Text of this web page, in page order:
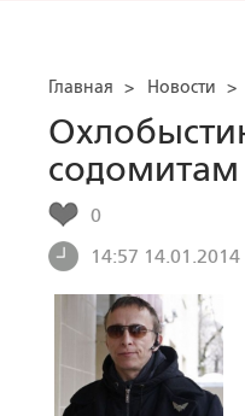
Главная > Новости >
содомитам
0
14:57 14.01.2014